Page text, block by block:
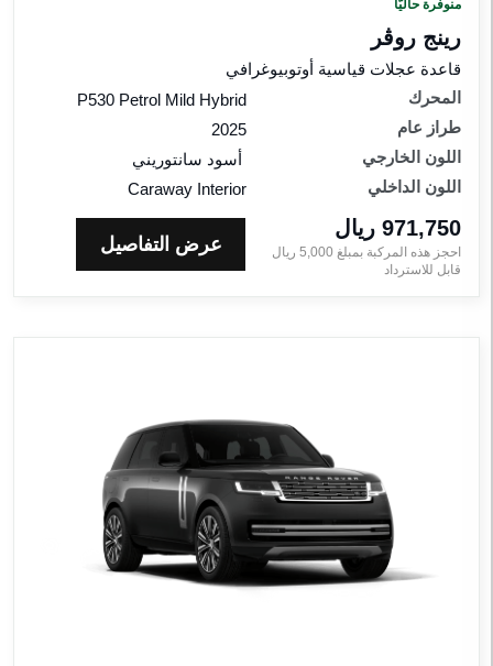
منوفرة حاليّاً
رينج روڤر
قاعدة عجلات قياسية أوتوبيوغرافي
المحرك
P530 Petrol Mild Hybrid
طراز عام
2025
اللون الخارجي
أسود سانتوريني
اللون الداخلي
Caraway Interior
971,750 ريال‎
احجز هذه المركبة بمبلغ 5,000 ريال‎
قابل للاسترداد
عرض التفاصيل